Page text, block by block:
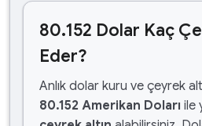
80.152 Dolar Kaç
Eder?
Anlık dolar kuru ve çeyrek
80.152 Amerikan Doları ile